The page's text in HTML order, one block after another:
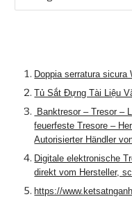
Doppia serratura
Tủ Sắt Đựng Tài Liệu
Banktresor – Tresor –
feuerfeste Tresore –
Autorisierter Händler
Digitale elektronische
direkt vom Hersteller,
https://